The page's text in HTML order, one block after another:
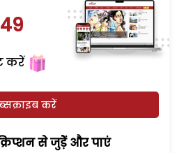
करें
करें
से जुड़ेें और पाएं